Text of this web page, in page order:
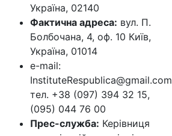
Україна, 02140
Фактична адреса: вул. П.
Болбочана, 4, оф. 10 Київ,
Україна, 01014
e-mail:
InstituteRespublica@gmail.com
тел. +38 (097) 394 32 15,
(095) 044 76 00
Прес-служба: Керівниця